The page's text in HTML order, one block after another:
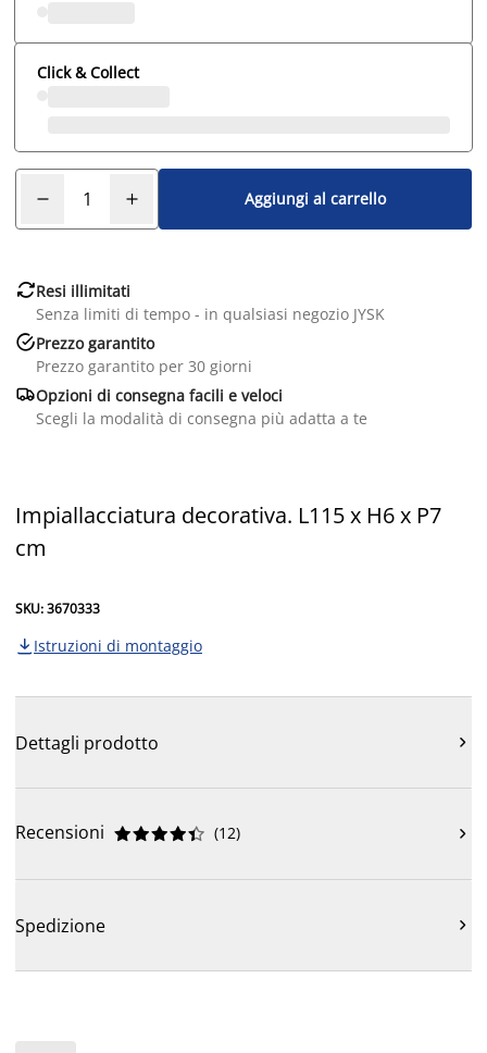
Click & Collect
Aggiungi al carrello
Resi illimitati
Senza limiti di tempo - in qualsiasi negozio JYSK
Prezzo garantito
Prezzo garantito per 30 giorni
Opzioni di consegna facili e veloci
Scegli la modalità di consegna più adatta a te
Impiallacciatura decorativa. L115 x H6 x P7
cm
SKU: 3670333
 Istruzioni di montaggio
Dettagli prodotto 
Recensioni 




 (12) 
Spedizione 